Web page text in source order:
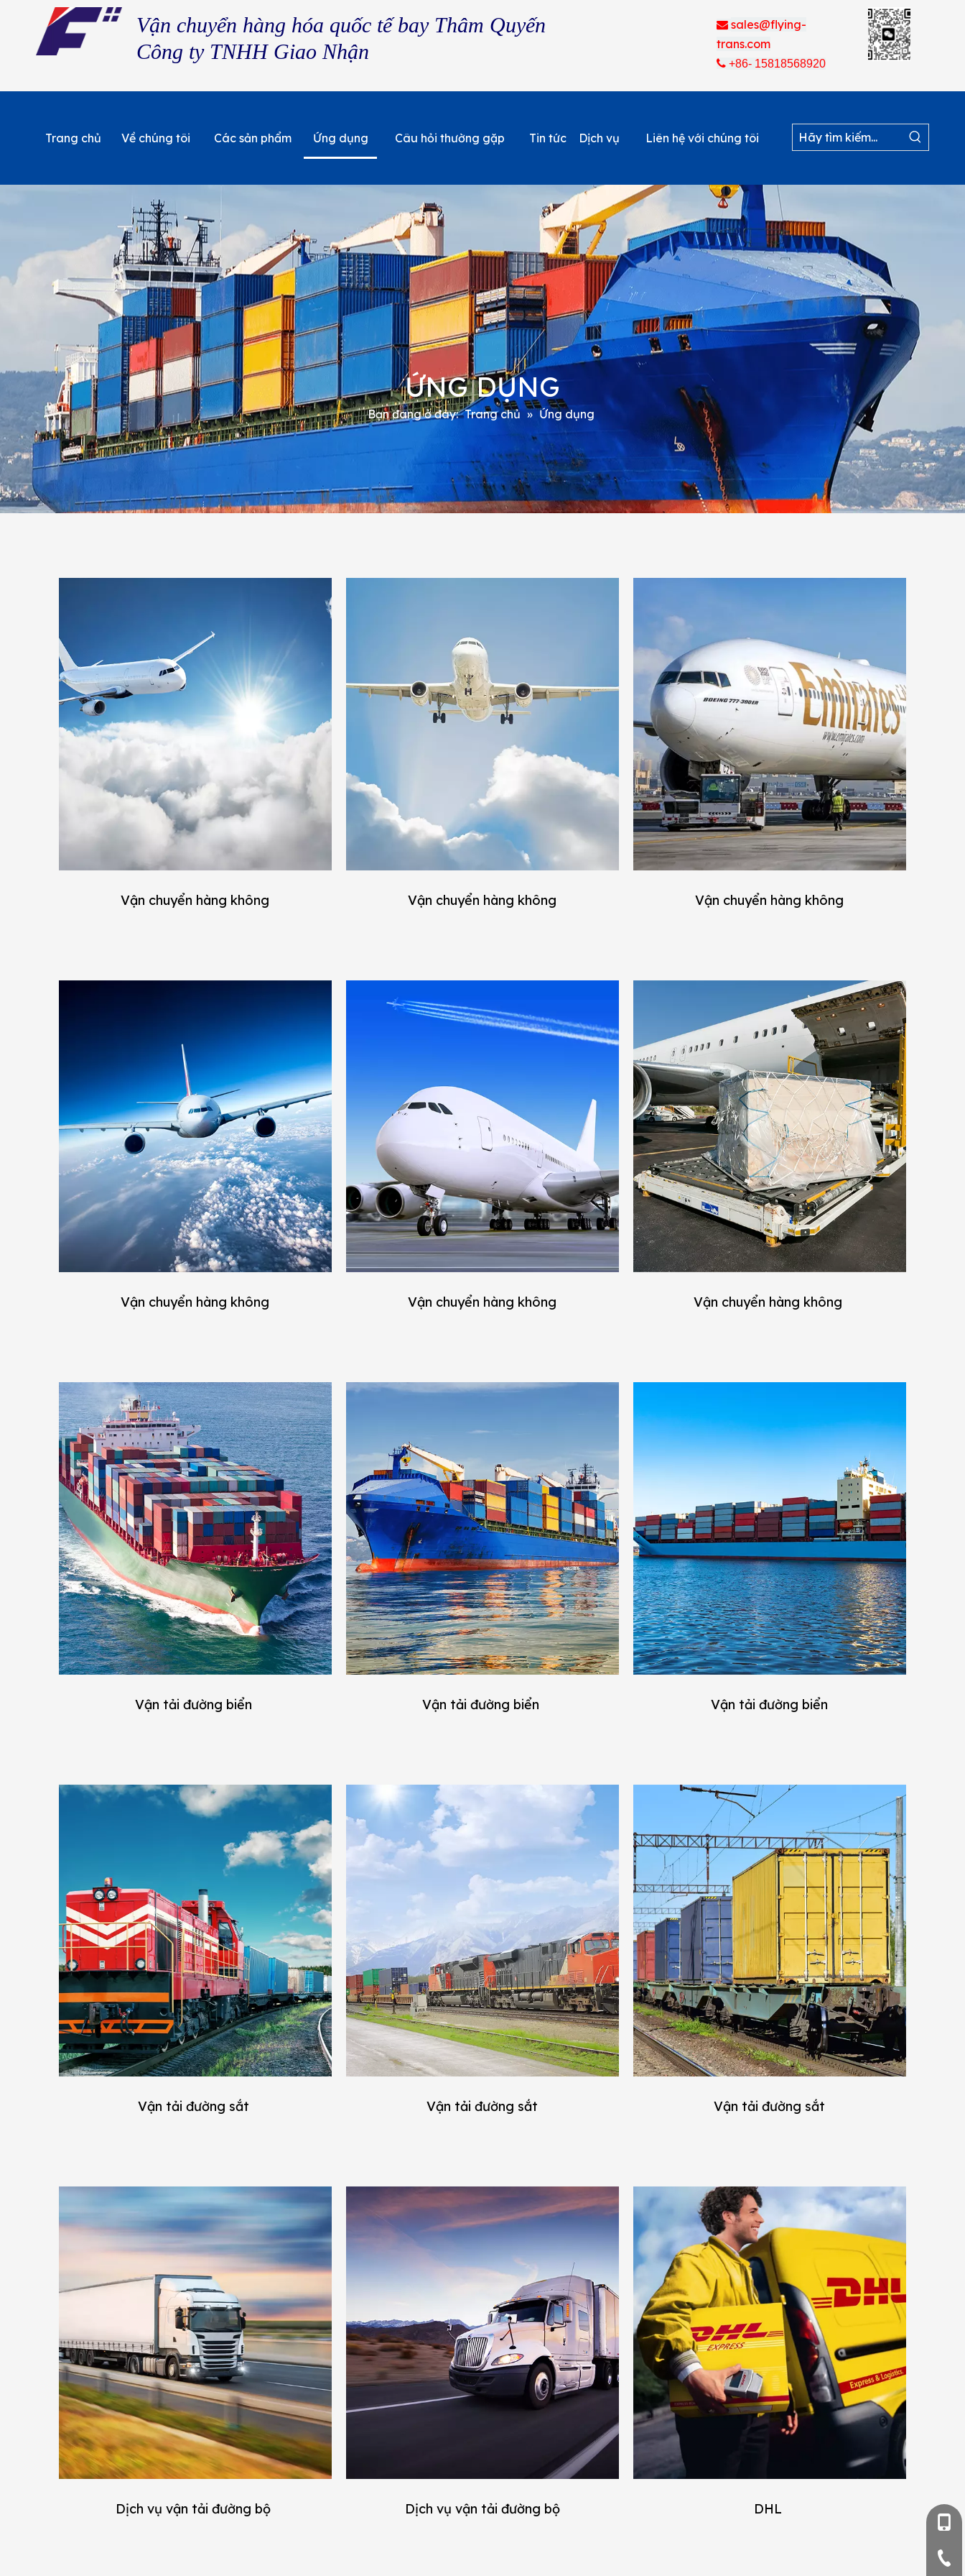
Vận chuyển hàng hóa quốc tế bay Thâm Quyến
Công ty TNHH Giao Nhận
 sales@flying-
trans.com
+86- 15818568920
Trang chủ Về chúng tôi Các sản phẩm Ứng dụng Câu hỏi thường gặp Tin tức Dịch vụ Liên hệ với chúng tôi
ỨNG DỤNG
Bạn đang ở đây: Trang chủ » Ứng dụng
Vận chuyển hàng không Vận chuyển hàng không Vận chuyển hàng không
Vận chuyển hàng không Vận chuyển hàng không Vận chuyển hàng không
Vận tải đường biển Vận tải đường biển Vận tải đường biển
Vận tải đường sắt Vận tải đường sắt Vận tải đường sắt
Dịch vụ vận tải đường bộ Dịch vụ vận tải đường bộ DHL
+86-